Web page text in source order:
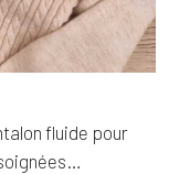
fluide pour